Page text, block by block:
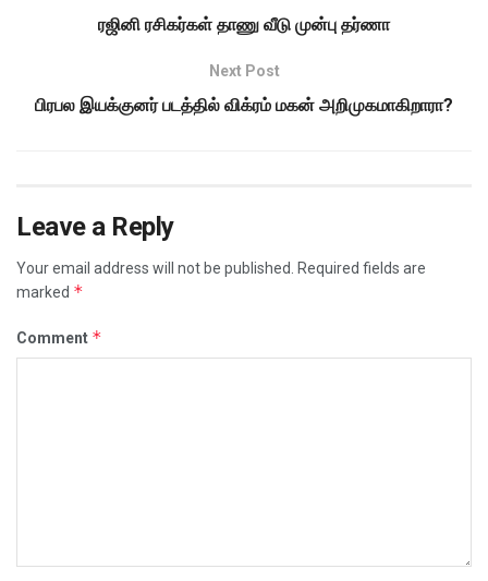
ரஜினி ரசிகர்கள் தாணு வீடு முன்பு தர்ணா
Next Post
பிரபல இயக்குனர் படத்தில் விக்ரம் மகன் அறிமுகமாகிறாரா?
Leave a Reply
Your email address will not be published.
Required fields are
marked *
Comment *